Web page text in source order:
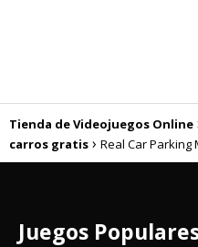
Tienda de Videojuegos Online
carros gratis
Real Car Parking
Juegos